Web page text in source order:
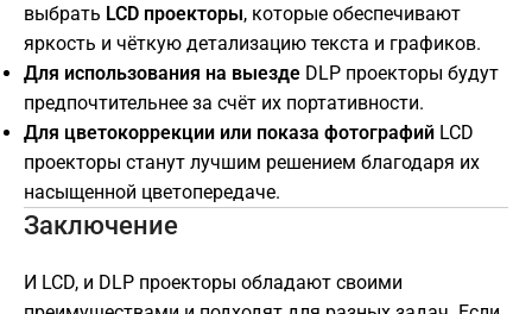
выбрать LCD проекторы, которые обеспечивают
яркость и чёткую детализацию текста и графиков.
Для использования на выезде DLP проекторы будут
предпочтительнее за счёт их портативности.
Для цветокоррекции или показа фотографий LCD
проекторы станут лучшим решением благодаря их
насыщенной цветопередаче.
Заключение
И LCD, и DLP проекторы обладают своими